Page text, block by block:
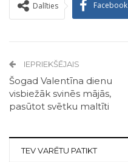
Dalīties Facebook
IEPRIEKŠĒJAIS
Šogad Valentīna dienu
visbiežāk svinēs mājās,
pasūtot svētku maltīti
TEV VARĒTU PATIKT